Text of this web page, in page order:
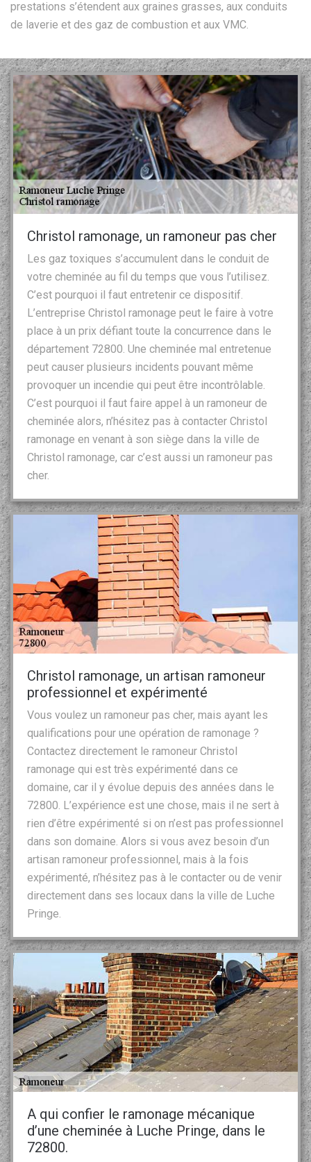
prestations s’étendent aux graines grasses, aux conduits
de laverie et des gaz de combustion et aux VMC.
Christol ramonage, un ramoneur pas cher
Les gaz toxiques s’accumulent dans le conduit de
votre cheminée au fil du temps que vous l’utilisez.
C’est pourquoi il faut entretenir ce dispositif.
L’entreprise Christol ramonage peut le faire à votre
place à un prix défiant toute la concurrence dans le
département 72800. Une cheminée mal entretenue
peut causer plusieurs incidents pouvant même
provoquer un incendie qui peut être incontrôlable.
C’est pourquoi il faut faire appel à un ramoneur de
cheminée alors, n’hésitez pas à contacter Christol
ramonage en venant à son siège dans la ville de
Christol ramonage, car c’est aussi un ramoneur pas
cher.
Christol ramonage, un artisan ramoneur
professionnel et expérimenté
Vous voulez un ramoneur pas cher, mais ayant les
qualifications pour une opération de ramonage ?
Contactez directement le ramoneur Christol
ramonage qui est très expérimenté dans ce
domaine, car il y évolue depuis des années dans le
72800. L’expérience est une chose, mais il ne sert à
rien d’être expérimenté si on n’est pas professionnel
dans son domaine. Alors si vous avez besoin d’un
artisan ramoneur professionnel, mais à la fois
expérimenté, n’hésitez pas à le contacter ou de venir
directement dans ses locaux dans la ville de Luche
Pringe.
A qui confier le ramonage mécanique
d’une cheminée à Luche Pringe, dans le
72800.